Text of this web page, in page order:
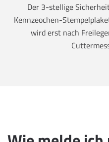
Der 3-stellige
Kennzeochen-
wird erst nach